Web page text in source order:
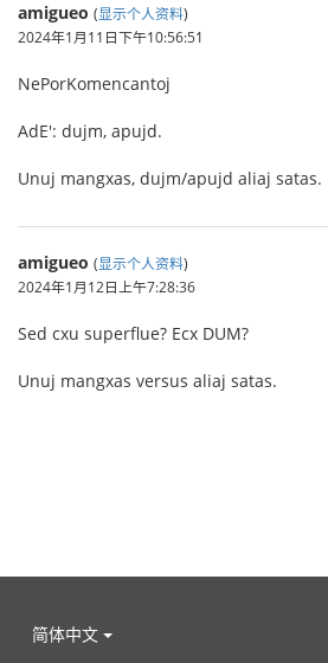
amigueo (显示个人资料)
2024年1月11日下午10:56:51
NePorKomencantoj
AdE': dujm, apujd.
Unuj mangxas, dujm/apujd aliaj satas.
amigueo (显示个人资料)
2024年1月12日上午7:28:36
Sed cxu superflue? Ecx DUM?
Unuj mangxas versus aliaj satas.
简体中文